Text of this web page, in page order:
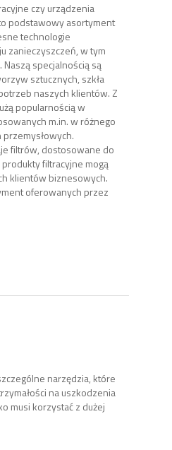
czy urządzenia
podstawowy asortyment
technologie
zanieczyszczeń, w tym
specjalnością są
sztucznych, szkła
naszych klientów. Z
popularnością w
m.in. w różnego
filtrów, dostosowane do
filtracyjne mogą
klientów biznesowych.
oferowanych przez
narzędzia, które
na uszkodzenia
musi korzystać z dużej